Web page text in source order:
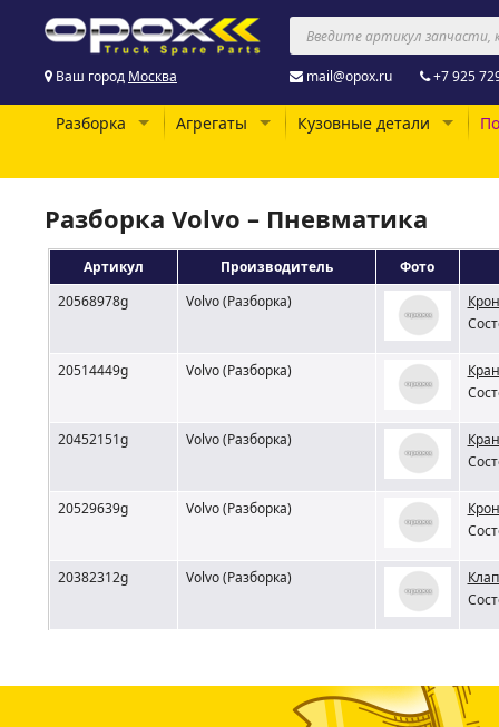
Ваш город Москва mail@opox.ru +7 925
Разборка Агрегаты Кузовные детали
Разборка Volvo – Пневматика
Артикул Производитель
Фото
20568978g
Volvo (Разборка)
20514449g Volvo (Разборка)
20452151g Volvo (Разборка)
20529639g Volvo (Разборка)
20382312g Volvo (Разборка)